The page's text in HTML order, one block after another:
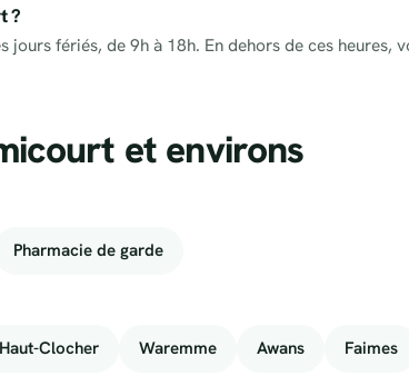
?
fériés, de 9h à 18h. En dehors de ces heures,
et environs
Pharmacie de garde
Clocher Waremme Awans Faimes